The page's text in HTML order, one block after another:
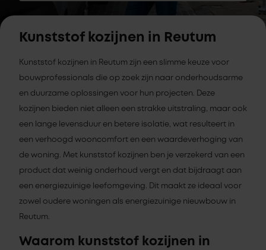
Kunststof kozijnen in Reutum
Kunststof kozijnen in Reutum zijn een slimme keuze voor
bouwprofessionals die op zoek zijn naar onderhoudsarme
en duurzame oplossingen voor hun projecten. Deze
kozijnen bieden niet alleen een strakke uitstraling, maar ook
een lange levensduur en betere isolatie, wat resulteert in
een verhoogd wooncomfort en een waardeverhoging van
de woning. Met kunststof kozijnen ben je verzekerd van een
product dat weinig onderhoud vergt en dat bijdraagt aan
een energiezuinige leefomgeving. Dit maakt ze ideaal voor
zowel oudere woningen als energiezuinige nieuwbouw in
Reutum.
Waarom kunststof kozijnen in